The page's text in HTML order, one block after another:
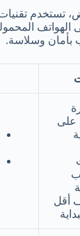
تستخدم
الهواتف
بأمان وسلاسة.
على
أقل